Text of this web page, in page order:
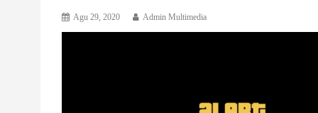
Agu 29, 2020 Admin Multimedia